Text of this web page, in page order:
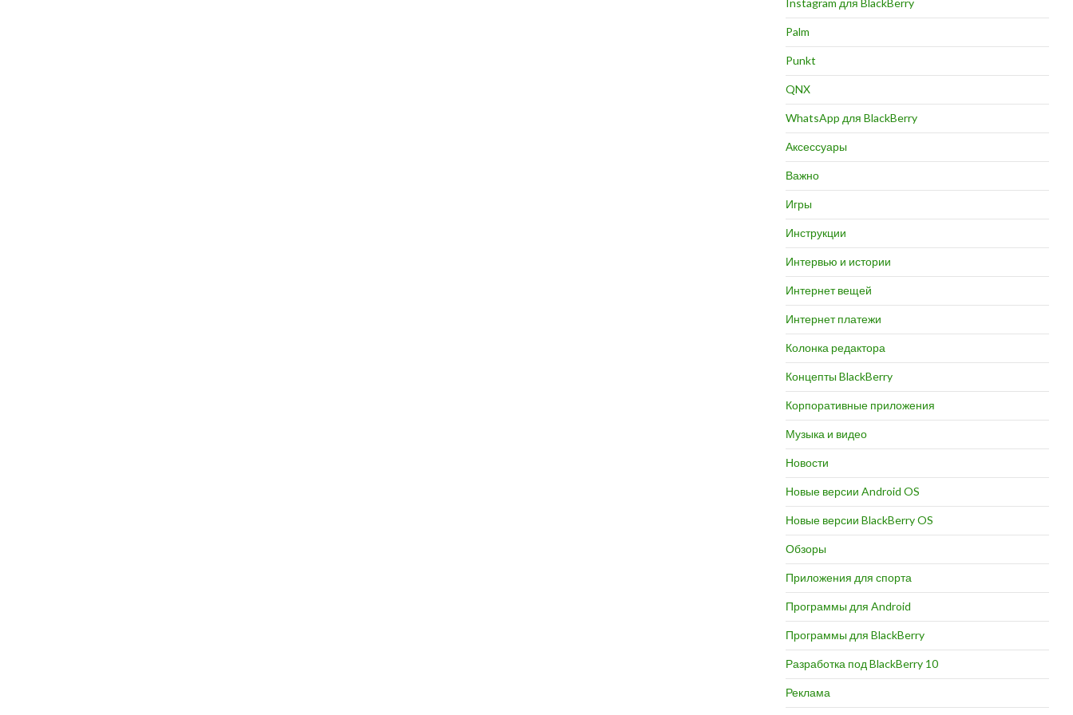
Palm
Punkt
QNX
WhatsApp для BlackBerry
Аксессуары
Важно
Игры
Инструкции
Интервью и истории
Интернет вещей
Интернет платежи
Колонка редактора
Концепты BlackBerry
Корпоративные приложения
Музыка и видео
Новости
Новые версии Android OS
Новые версии BlackBerry OS
Обзоры
Приложения для спорта
Программы для Android
Программы для BlackBerry
Разработка под BlackBerry 10
Реклама